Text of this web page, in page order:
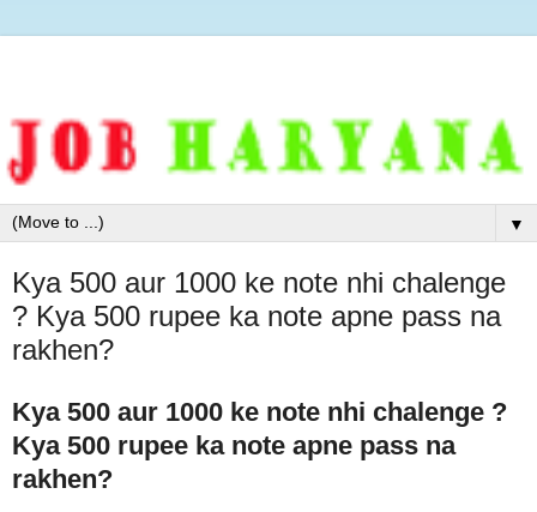
▼
Kya 500 aur 1000 ke note nhi chalenge
? Kya 500 rupee ka note apne pass na
rakhen?
Kya 500 aur 1000 ke note nhi chalenge ?
Kya 500 rupee ka note apne pass na
rakhen?